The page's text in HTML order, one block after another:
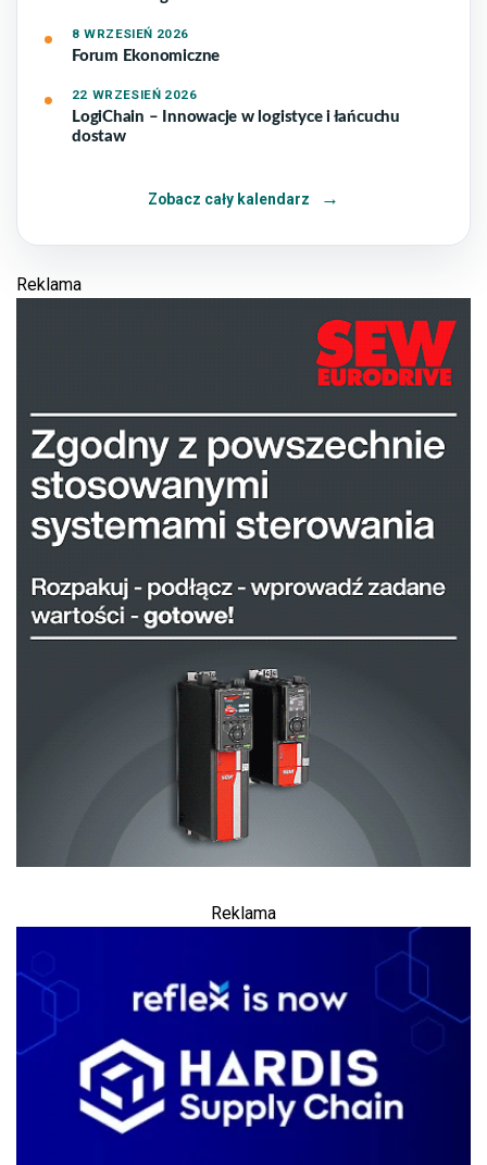
8 WRZESIEŃ 2026
Forum Ekonomiczne
22 WRZESIEŃ 2026
LogiChain – Innowacje w logistyce i łańcuchu
dostaw
Zobacz cały kalendarz
Reklama
Reklama